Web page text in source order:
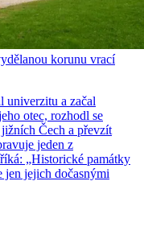
korunu vrací
univerzitu a začal
otec, rozhodl se
Čech a převzít
jeden z
„Historické památky
jen jejich dočasnými